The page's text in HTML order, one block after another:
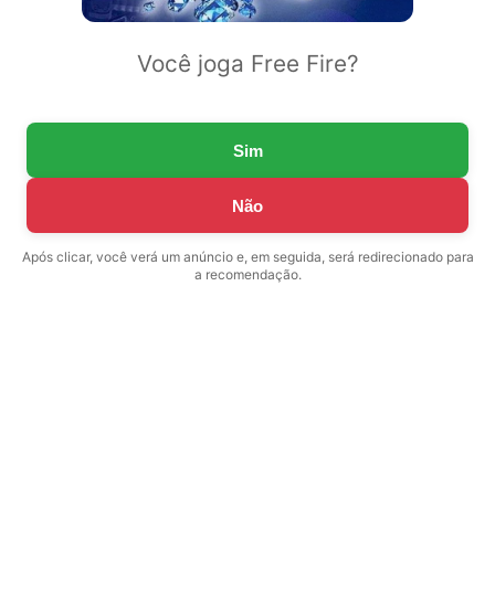
Você joga Free Fire?
Sim
Não
Após clicar, você verá um anúncio e, em seguida, será redirecionado para
a recomendação.